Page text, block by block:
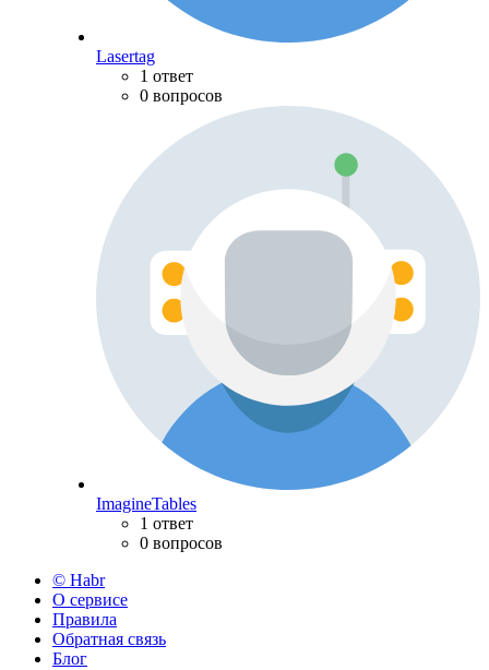
Lasertag
1 ответ
0 вопросов
ImagineTables
1 ответ
0 вопросов
© Habr
О сервисе
Правила
Обратная связь
Блог